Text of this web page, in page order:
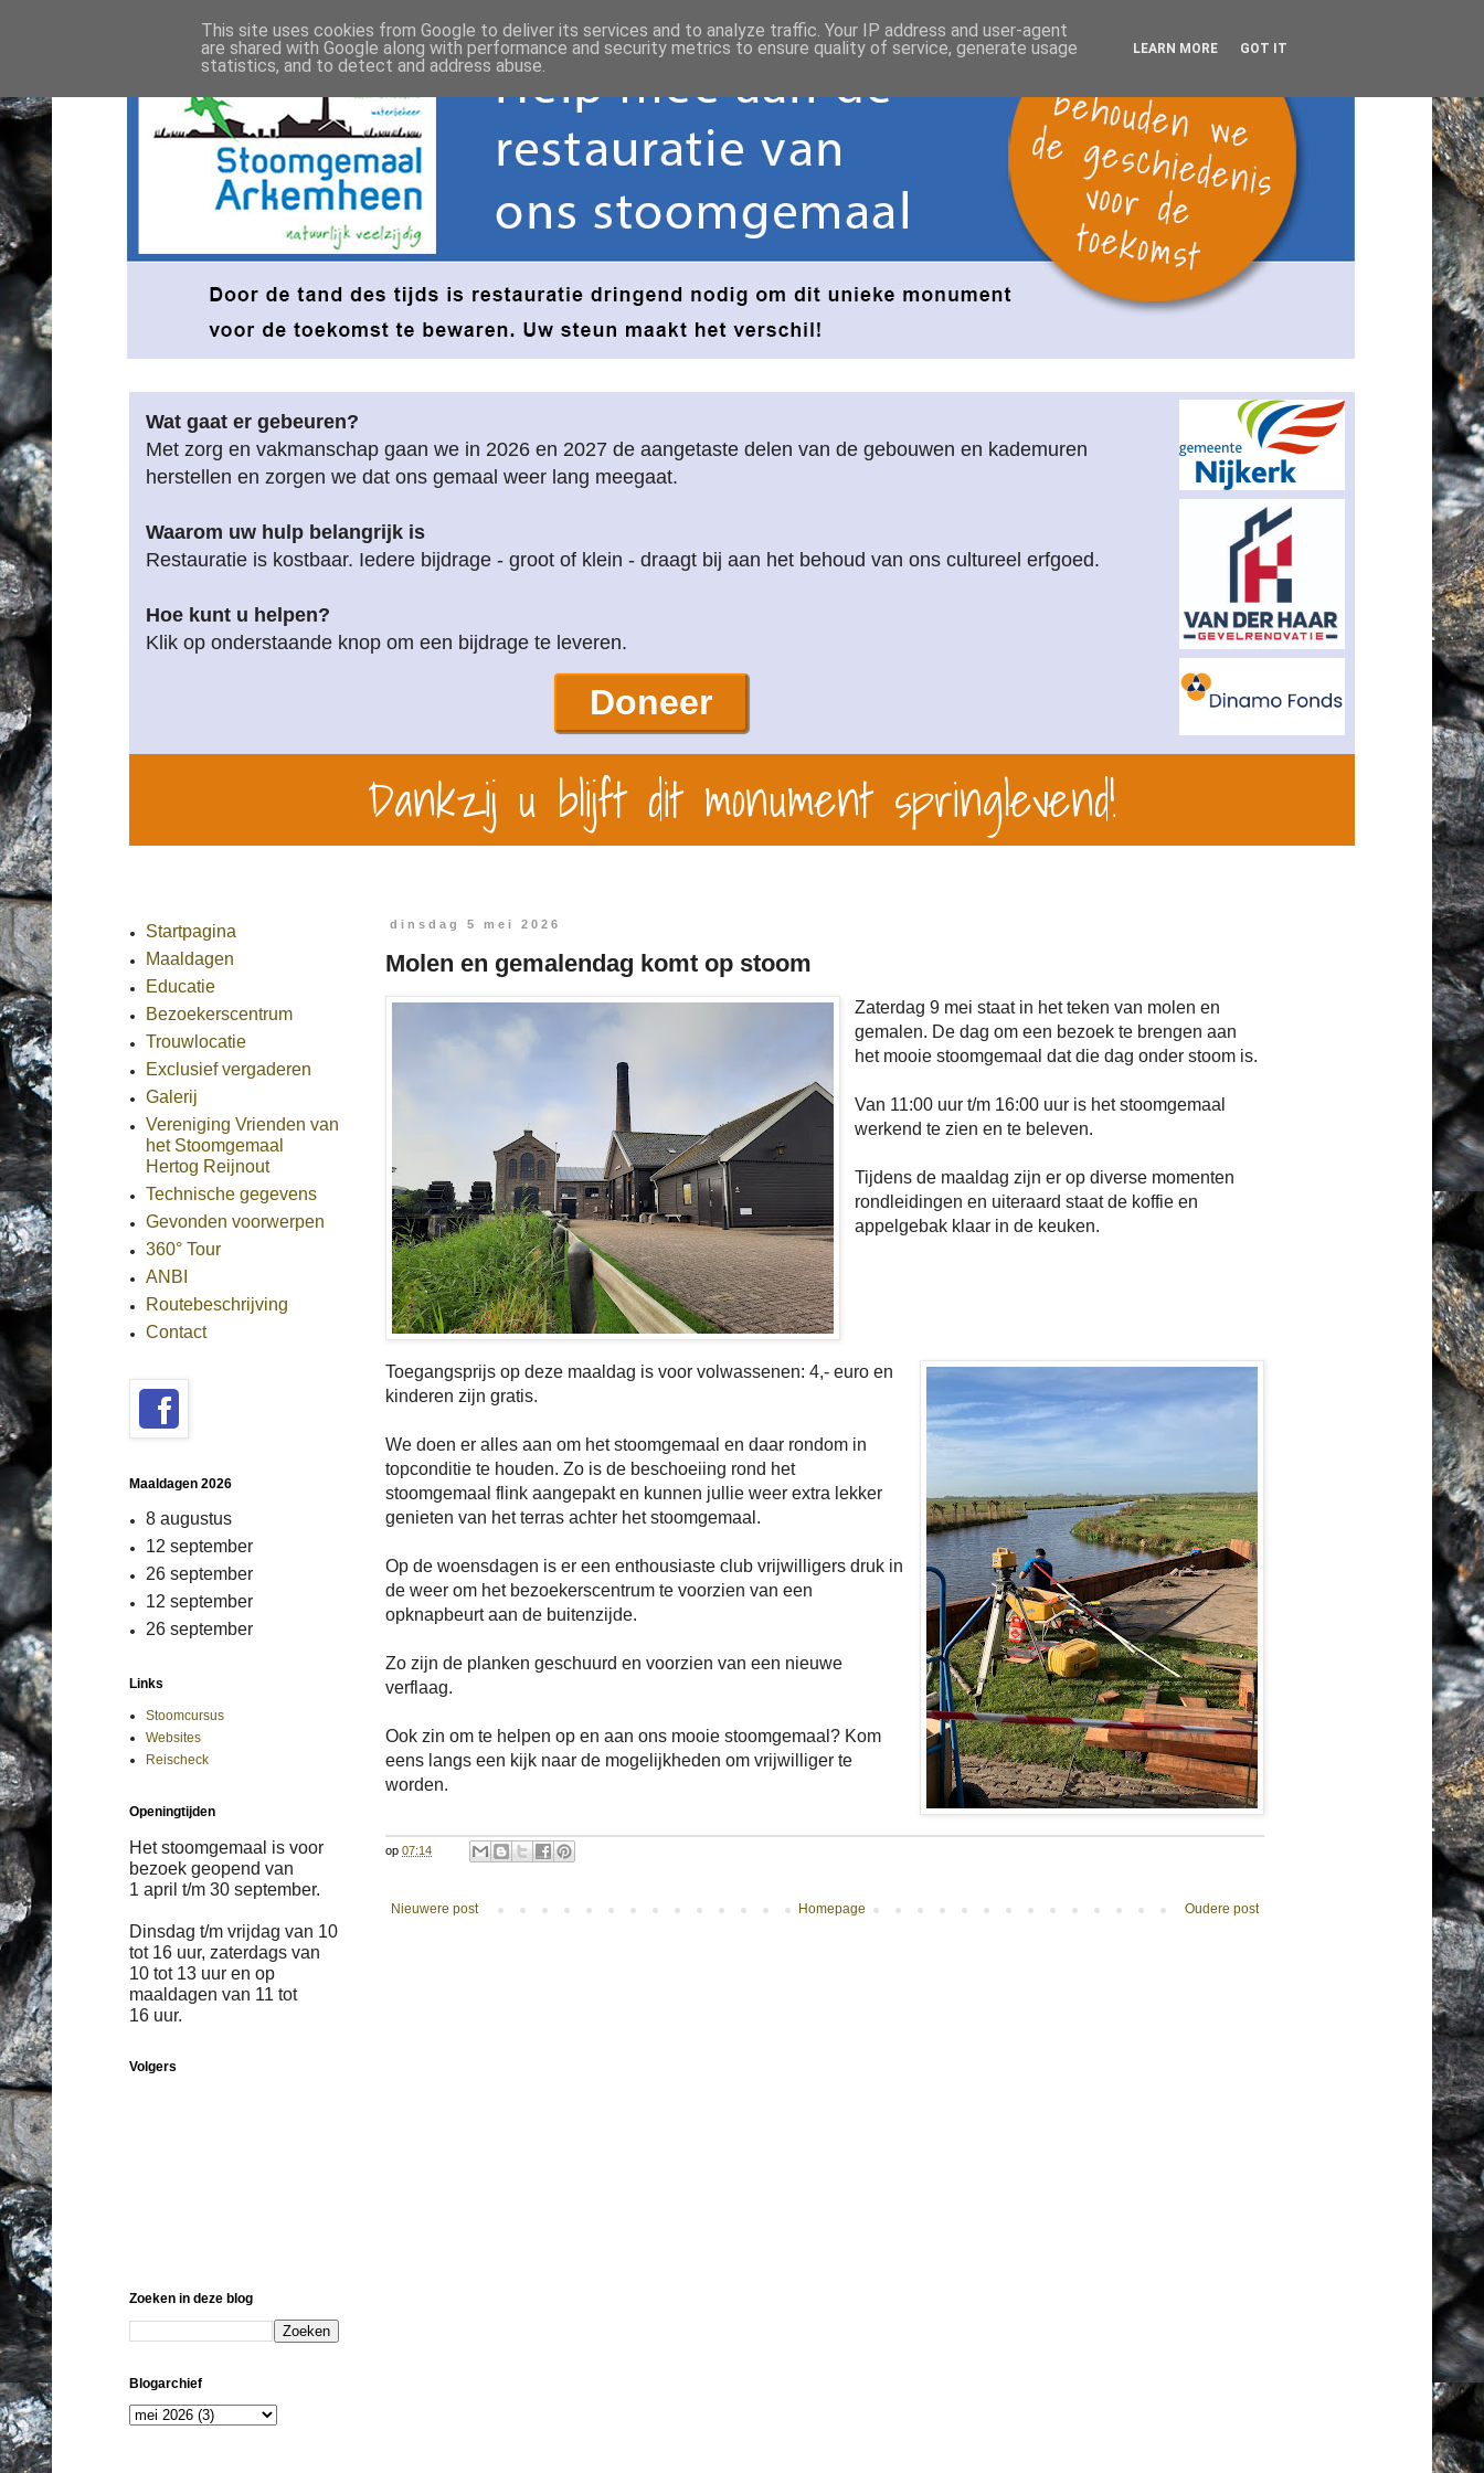
Wat gaat er gebeuren?
Met zorg en vakmanschap gaan we in 2026 en 2027 de aangetaste delen van de gebouwen en kademuren
herstellen en zorgen we dat ons gemaal weer lang meegaat.
Waarom uw hulp belangrijk is
Restauratie is kostbaar. Iedere bijdrage - groot of klein - draagt bij aan het behoud van ons cultureel erfgoed.
Hoe kunt u helpen?
Klik op onderstaande knop om een bijdrage te leveren.
Doneer
Dankzij u blijft dit monument springlevend!
dinsdag 5 mei 2026
Molen en gemalendag komt op stoom
Zaterdag 9 mei staat in het teken van molen en
gemalen. De dag om een bezoek te brengen aan
het mooie stoomgemaal dat die dag onder stoom is.
Van 11:00 uur t/m 16:00 uur is het stoomgemaal
werkend te zien en te beleven.
Tijdens de maaldag zijn er op diverse momenten
rondleidingen en uiteraard staat de koffie en
appelgebak klaar in de keuken.
Toegangsprijs op deze maaldag is voor volwassenen: 4,- euro en
kinderen zijn gratis.
We doen er alles aan om het stoomgemaal en daar rondom in
topconditie te houden. Zo is de beschoeiing rond het
stoomgemaal flink aangepakt en kunnen jullie weer extra lekker
genieten van het terras achter het stoomgemaal.
Op de woensdagen is er een enthousiaste club vrijwilligers druk in
de weer om het bezoekerscentrum te voorzien van een
opknapbeurt aan de buitenzijde.
Zo zijn de planken geschuurd en voorzien van een nieuwe
verflaag.
Ook zin om te helpen op en aan ons mooie stoomgemaal? Kom
eens langs een kijk naar de mogelijkheden om vrijwilliger te
worden.
op 07:14
Nieuwere post Oudere post
Homepage
Startpagina
Maaldagen
Educatie
Bezoekerscentrum
Trouwlocatie
Exclusief vergaderen
Galerij
Vereniging Vrienden van
het Stoomgemaal
Hertog Reijnout
Technische gegevens
Gevonden voorwerpen
360° Tour
ANBI
Routebeschrijving
Contact
Maaldagen 2026
8 augustus
12 september
26 september
12 september
26 september
Links
Stoomcursus
Websites
Reischeck
Openingtijden
Het stoomgemaal is voor
bezoek geopend van
1 april t/m 30 september.
Dinsdag t/m vrijdag van 10
tot 16 uur, zaterdags van
10 tot 13 uur en op
maaldagen van 11 tot
16 uur.
Volgers
Zoeken in deze blog
Blogarchief
This site uses cookies from Google to deliver its services and to analyze traffic. Your IP address and user-agent
are shared with Google along with performance and security metrics to ensure quality of service, generate usage
statistics, and to detect and address abuse.
LEARN MORE GOT IT